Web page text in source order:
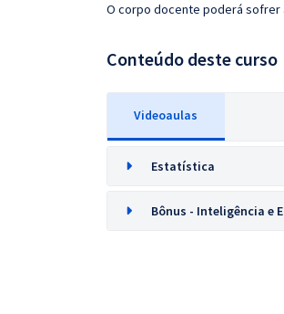
O corpo docente poderá sofrer
Conteúdo deste curso
Videoaulas
Estatística
Bônus - Inteligência e